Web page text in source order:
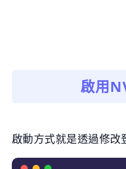
啟用
啟動方式就是透過修改